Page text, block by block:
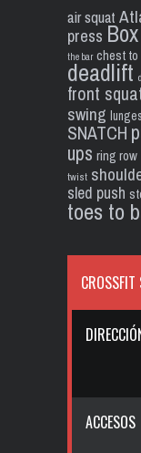
air squat
press
the bar chest to
deadlift
front
swing lunges
SNATCH
ups ring row
twist
sled push
toes to
ACCESOS